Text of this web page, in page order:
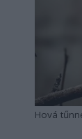
Hová